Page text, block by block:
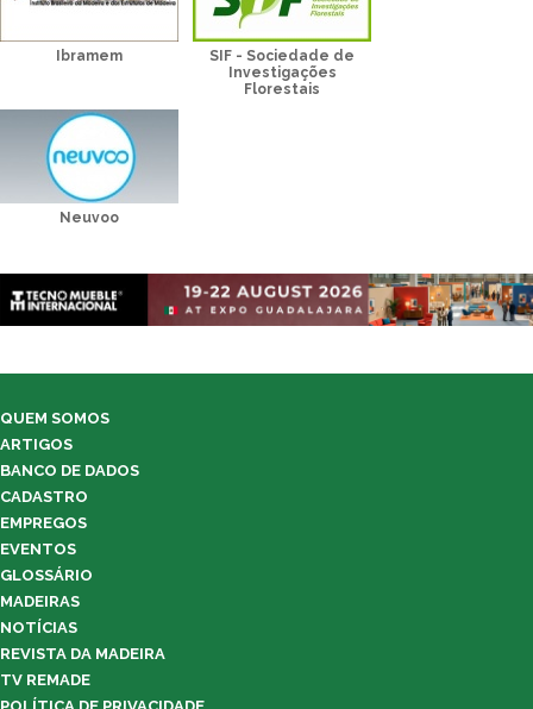
Ibramem
SIF - Sociedade de
Investigações
Florestais
Neuvoo
QUEM SOMOS
ARTIGOS
BANCO DE DADOS
CADASTRO
EMPREGOS
EVENTOS
GLOSSÁRIO
MADEIRAS
NOTÍCIAS
REVISTA DA MADEIRA
TV REMADE